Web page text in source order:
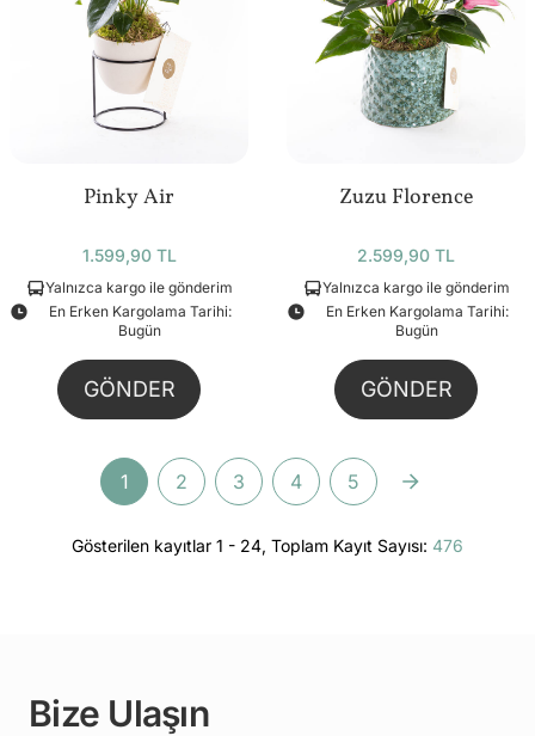
Pinky Air
1.599,90 TL
Yalnızca kargo ile gönderim
En Erken Kargolama Tarihi:
Bugün
GÖNDER
Zuzu Florence
2.599,90 TL
Yalnızca kargo ile gönderim
En Erken Kargolama Tarihi:
Bugün
GÖNDER
1 2 3 4 5
Gösterilen kayıtlar 1 - 24, Toplam Kayıt Sayısı: 476
Bize Ulaşın